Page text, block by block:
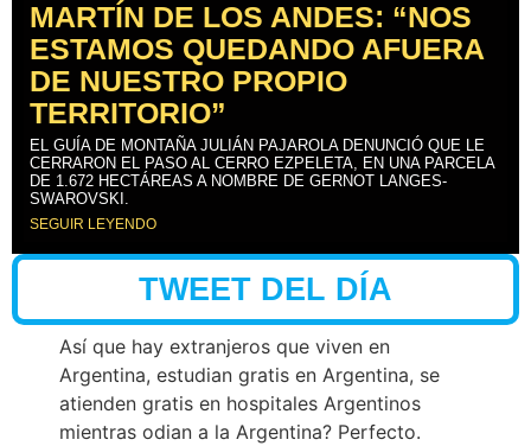
MARTÍN DE LOS ANDES: “NOS
ESTAMOS QUEDANDO AFUERA
DE NUESTRO PROPIO
TERRITORIO”
EL GUÍA DE MONTAÑA JULIÁN PAJAROLA DENUNCIÓ QUE LE
CERRARON EL PASO AL CERRO EZPELETA, EN UNA PARCELA
DE 1.672 HECTÁREAS A NOMBRE DE GERNOT LANGES-
SWAROVSKI.
SEGUIR LEYENDO
TWEET DEL DÍA
Así que hay extranjeros que viven en
Argentina, estudian gratis en Argentina, se
atienden gratis en hospitales Argentinos
mientras odian a la Argentina? Perfecto.